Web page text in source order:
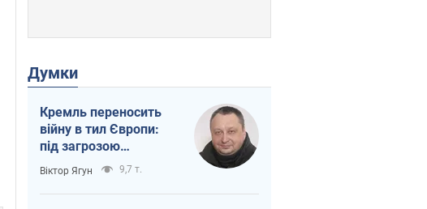
Думки
Кремль переносить
війну в тил Європи:
під загрозою
критична логістика
Віктор Ягун 9,7 т.